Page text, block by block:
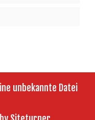
unbekannte Datei